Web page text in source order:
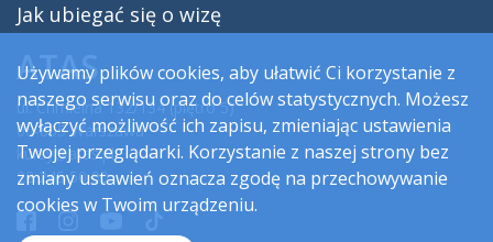
Jak ubiegać się o wizę
ATAS
ul. Chmielna 132/134 (piętro 5)
00-805 Warszawa
kursy@atas.pl
22 245 50 00
Używamy plików cookies, aby ułatwić Ci korzystanie z
naszego serwisu oraz do celów statystycznych. Możesz
wyłączyć możliwość ich zapisu, zmieniając ustawienia
Twojej przeglądarki. Korzystanie z naszej strony bez
zmiany ustawień oznacza zgodę na przechowywanie
cookies w Twoim urządzeniu.